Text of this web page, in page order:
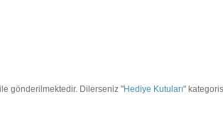
gönderilmektedir. Dilerseniz "Hediye Kutuları"